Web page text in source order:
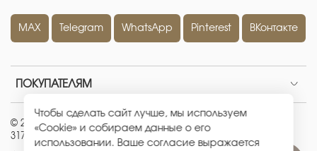
ПОКУПАТЕЛЯМ
MAX Telegram WhatsApp Pinterest ВКонтакте
© 2026 ИП Кравченко Евгения Александровна
317665800226442
ИНН: 667100512881
Чтобы сделать сайт лучше, мы используем
«Cookie» и собираем данные о его
использовании. Ваше согласие выражается